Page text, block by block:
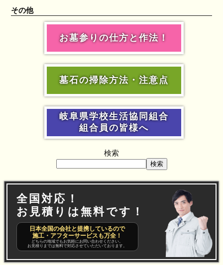
その他
お墓参りの仕方と作法！
墓石の掃除方法・注意点
岐阜県学校生活協同組合
組合員の皆様へ
検索
検索
全国対応！
お見積りは無料です！
日本全国の会社と提携しているので
施工・アフターサービスも万全！
どちらの地域でもお気軽にお問い合わせください。
お見積りまでは無料で対応させていただいております。